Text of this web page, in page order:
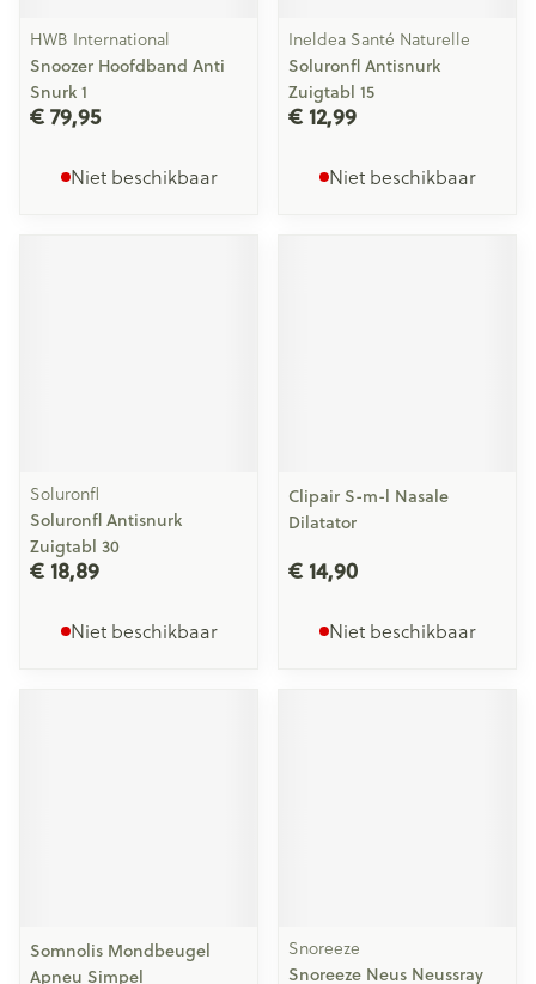
HWB International
Snoozer Hoofdband Anti
Snurk 1
€ 79,95
Niet beschikbaar
Ineldea Santé Naturelle
Soluronfl Antisnurk
Zuigtabl 15
€ 12,99
Niet beschikbaar
Soluronfl
Soluronfl Antisnurk
Zuigtabl 30
€ 18,89
Niet beschikbaar
Clipair S-m-l Nasale
Dilatator
€ 14,90
Niet beschikbaar
Somnolis Mondbeugel
Apneu Simpel
Snoreeze
Snoreeze Neus Neussray